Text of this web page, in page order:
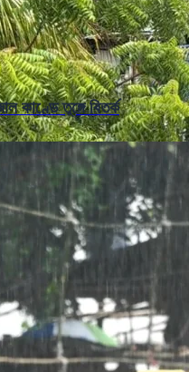
কাণ্ডে তুঙ্গে বিতর্ক